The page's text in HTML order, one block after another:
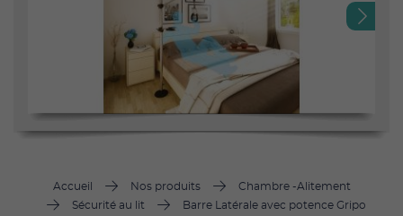
Accueil Nos produits
Chambre -Alitement
Sécurité au lit
Barre Latérale avec potence Gripo